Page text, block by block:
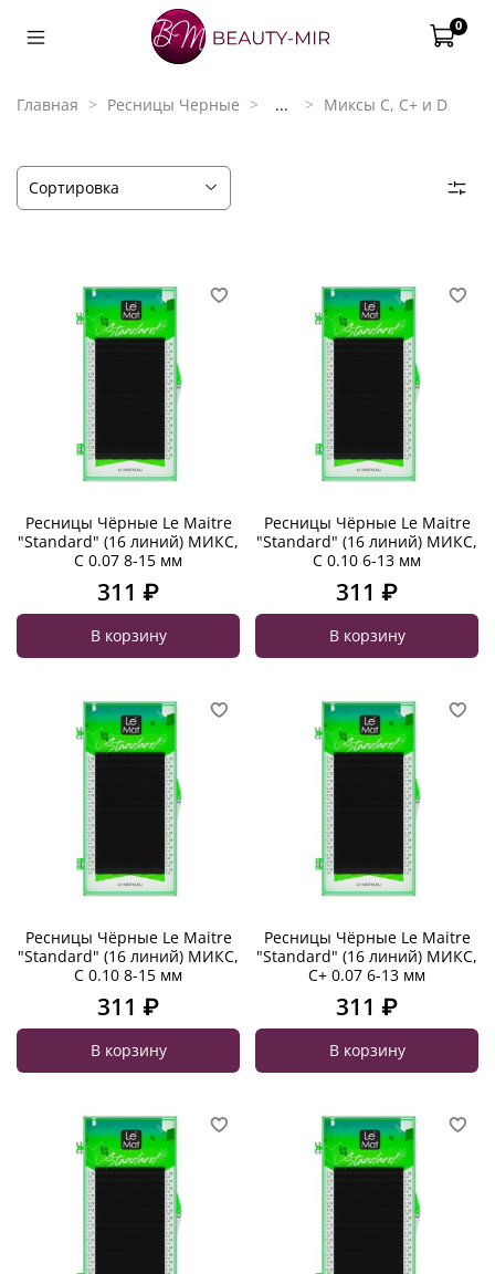
0
Главная Ресницы Черные ... Миксы С, C+ и D
Ресницы Чёрные Le Maitre
"Standard" (16 линий) МИКС,
C 0.07 8-15 мм
311 ₽
В корзину
Ресницы Чёрные Le Maitre
"Standard" (16 линий) МИКС,
C 0.10 6-13 мм
311 ₽
В корзину
Ресницы Чёрные Le Maitre
"Standard" (16 линий) МИКС,
C 0.10 8-15 мм
311 ₽
В корзину
Ресницы Чёрные Le Maitre
"Standard" (16 линий) МИКС,
C+ 0.07 6-13 мм
311 ₽
В корзину